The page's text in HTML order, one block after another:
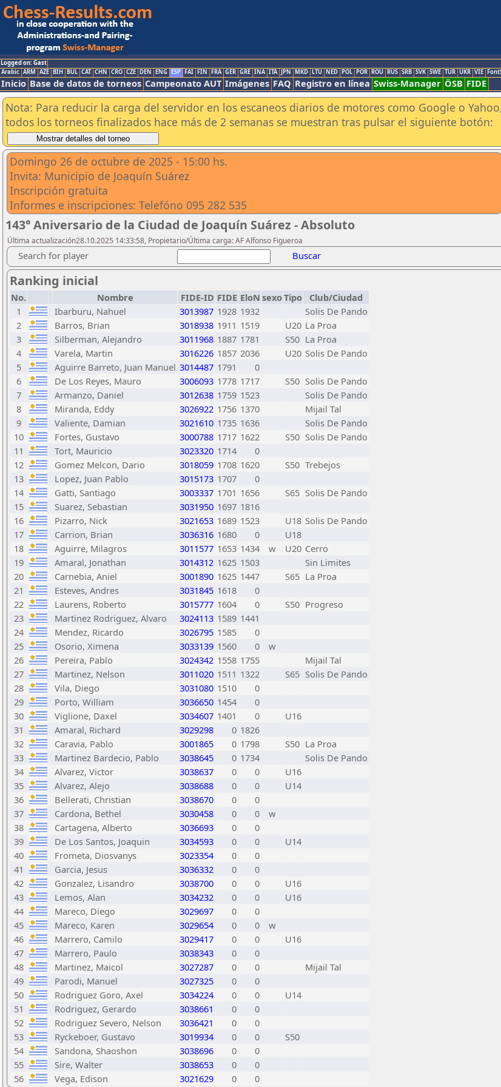
Logged on: Gast
Arabic ARM AZE BIH BUL CAT CHN CRO CZE DEN ENG ESP FAI FIN FRA GER GRE INA ITA JPN MKD LTU NED POL POR ROU RUS SRB SVK SWE TUR UKR VIE
Inicio Base de datos de torneos Campeonato AUT Imágenes FAQ Registro en línea Swiss-Manager ÖSB FIDE
Nota: Para reducir la carga del servidor en los escaneos diarios de motores como Google o
todos los torneos finalizados hace más de 2 semanas se muestran tras pulsar el siguiente botón:
Domingo 26 de octubre de 2025 - 15:00 hs.
Invita: Municipio de Joaquín Suárez
Inscripción gratuita
Informes e inscripciones: Telefóno 095 282 535
143° Aniversario de la Ciudad de Joaquín Suárez - Absoluto
Última actualización28.10.2025 14:33:58, Propietario/Última carga: AF Alfonso Figueroa
Search for player Buscar
Ranking inicial
No. Nombre FIDE-ID FIDE EloN sexoTipo
Club/Ciudad
1
Ibarburu, Nahuel 3013987 1928 1932
Solis De Pando
2
Barros, Brian 3018938 1911 1519 U20 La Proa
3
Silberman, Alejandro 3011968 1887 1781 S50 La Proa
4
Varela, Martin 3016226 1857 2036 U20 Solis De Pando
5
Aguirre Barreto, Juan Manuel 3014487 1791
0
6
De Los Reyes, Mauro 3006093 1778 1717 S50 Solis De Pando
7
Armanzo, Daniel 3012638 1759 1523
Solis De Pando
8
Miranda, Eddy 3026922 1756 1370
Mijail Tal
9
Valiente, Damian 3021610 1735 1636
Solis De Pando
10
Fortes, Gustavo 3000788 1717 1622 S50 Solis De Pando
11
Tort, Mauricio 3023320 1714
0
12
Gomez Melcon, Dario 3018059 1708 1620 S50 Trebejos
13
Lopez, Juan Pablo 3015173 1707
0
14
Gatti, Santiago 3003337 1701 1656 S65 Solis De Pando
15
Suarez, Sebastian 3031950 1697 1816
16
Pizarro, Nick 3021653 1689 1523 U18 Solis De Pando
17
Carrion, Brian 3036316 1680 0
U18
18
Aguirre, Milagros 3011577 1653 1434 w U20 Cerro
19
Amaral, Jonathan 3014312 1625 1503
Sin Limites
20
Carnebia, Aniel 3001890 1625 1447 S65 La Proa
21
Esteves, Andres 3031845 1618
0
22
Laurens, Roberto 3015777 1604 0 S50 Progreso
23
Martinez Rodriguez, Alvaro 3024113 1589 1441
24
Mendez, Ricardo 3026795 1585
0
25
Osorio, Ximena 3033139 1560 0
w
26
Pereira, Pablo 3024342 1558 1755
Mijail Tal
27
Martinez, Nelson 3011020 1511 1322 S65 Solis De Pando
28
Vila, Diego 3031080 1510
0
29
Porto, William 3036650 1454
0
30
Viglione, Daxel 3034607 1401 0
U16
31
Amaral, Richard 3029298 0 1826
32
Caravia, Pablo 3001865 0 1798 S50 La Proa
33
Martinez Bardecio, Pablo 3038645 0 1734
Solis De Pando
34
Alvarez, Victor 3038637 0 0
U16
35
Alvarez, Alejo 3038688 0 0
U14
36
Bellerati, Christian 3038670 0
0
37
Cardona, Bethel 3030458 0 0
w
38
Cartagena, Alberto 3036693 0
0
39
De Los Santos, Joaquin 3034593 0 0
U14
40
Frometa, Diosvanys 3023354 0
0
41
Garcia, Jesus 3036332 0
0
42
Gonzalez, Lisandro 3038700 0 0
U16
43
Lemos, Alan 3034232 0 0
U16
44
Mareco, Diego 3029697 0
0
45
Mareco, Karen 3029654 0 0
w
46
Marrero, Camilo 3029417 0 0
U16
47
Marrero, Paulo 3038343 0
0
48
Martinez, Maicol 3027287 0 0
Mijail Tal
49
Parodi, Manuel 3027325 0
0
50
Rodriguez Goro, Axel 3034224 0 0
U14
51
Rodriguez, Gerardo 3038661 0
0
52
Rodriguez Severo, Nelson 3036421 0
0
53
Ryckeboer, Gustavo 3019934 0 0
S50
54
Sandona, Shaoshon 3038696 0
0
55
Sire, Walter 3038653 0
0
56
Vega, Edison 3021629 0 0